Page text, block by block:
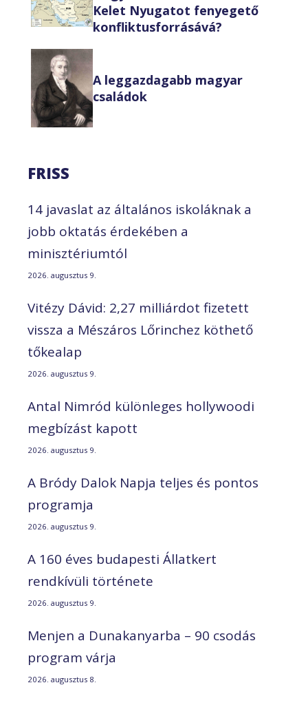
Kelet Nyugatot fenyegető
konfliktusforrásává?
A leggazdagabb magyar
családok
FRISS
14 javaslat az általános iskoláknak a
jobb oktatás érdekében a
minisztériumtól
2026. augusztus 9.
Vitézy Dávid: 2,27 milliárdot fizetett
vissza a Mészáros Lőrinchez köthető
tőkealap
2026. augusztus 9.
Antal Nimród különleges hollywoodi
megbízást kapott
2026. augusztus 9.
A Bródy Dalok Napja teljes és pontos
programja
2026. augusztus 9.
A 160 éves budapesti Állatkert
rendkívüli története
2026. augusztus 9.
Menjen a Dunakanyarba – 90 csodás
program várja
2026. augusztus 8.